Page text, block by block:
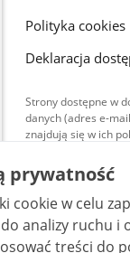
gov.pl
Polityka cookies
Deklaracja
Strony dostępne w
danych (adres e-
znajdują się w ich
są
bez
prywatność
cookie w celu
ruchu i
treści do